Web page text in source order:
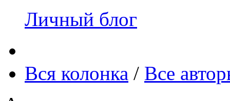
Личный блог
Вся колонка / Все